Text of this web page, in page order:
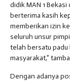
didik MAN 1
berterima kasih
memberikan izin
seluruh unsur
telah bersatu padu
masyarakat,”
Dengan adanya